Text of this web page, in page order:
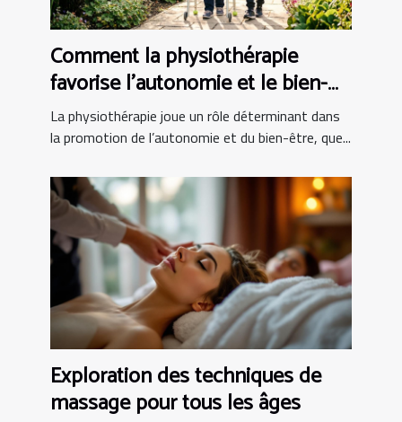
Comment la physiothérapie
favorise l'autonomie et le bien-
être ?
La physiothérapie joue un rôle déterminant dans
la promotion de l’autonomie et du bien-être, que...
Exploration des techniques de
massage pour tous les âges